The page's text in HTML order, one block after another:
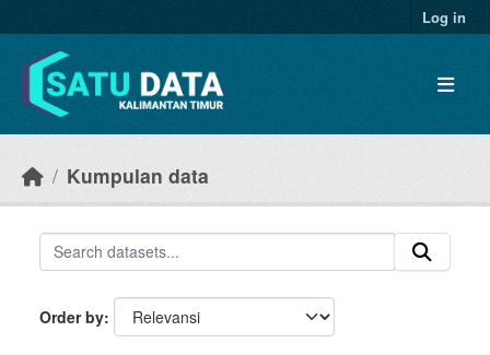
Log in
Kumpulan data
Order by